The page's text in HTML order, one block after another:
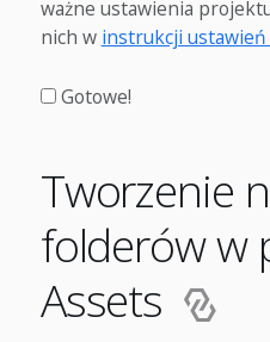
ważne ustawienia
nich w instrukcji
Gotowe!
Tworzenie
folderów w
Assets